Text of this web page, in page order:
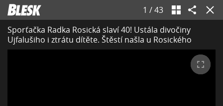
1 /43
Sporťačka Radka Rosická slaví 40! Ustála divočiny
Ujfalušiho i ztrátu dítěte. Štěstí našla u Rosického